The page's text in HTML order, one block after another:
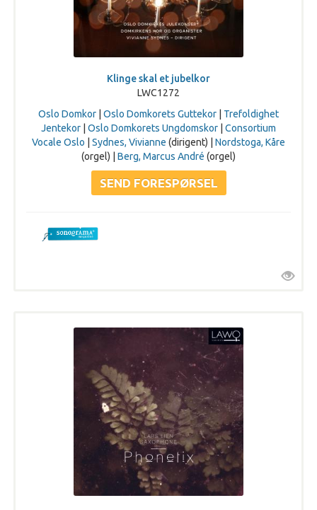
Klinge skal et jubelkor
LWC1272
Oslo Domkor
Oslo Domkorets Guttekor
Trefoldighet
Jentekor
Oslo Domkorets Ungdomskor
Consortium
Vocale Oslo
Sydnes, Vivianne (dirigent) | Nordstoga, Kåre
(orgel) | Berg, Marcus André (orgel)